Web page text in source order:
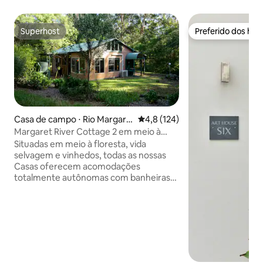
Superhost
Superhost
Casa de campo ⋅ Rio Margare
t
4,8 de uma avaliação média de
4,8 (124)
Margaret River Cottage 2 em meio à
natureza.
Situadas em meio à floresta, vida
selvagem e vinhedos, todas as nossas
Casas oferecem acomodações
totalmente autônomas com banheiras
Preferido dos
Preferido dos